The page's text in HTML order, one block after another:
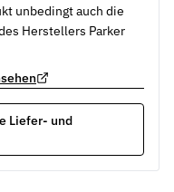
unbedingt auch die
Herstellers Parker
Liefer- und